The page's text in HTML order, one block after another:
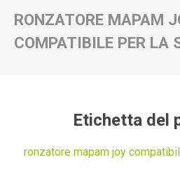
RONZATORE MAPAM
COMPATIBILE PER LA
Etichetta del
ronzatore mapam joy